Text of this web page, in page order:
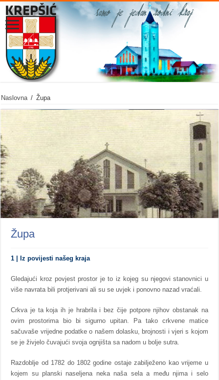
Naslovna / Župa
Župa
1 | Iz povijesti našeg kraja
Gledajući kroz povjest prostor je to iz kojeg su njegovi stanovnici u
više navrata bili protjerivani ali su se uvjek i ponovno nazad vraćali.
Crkva je ta koja ih je hrabrila i bez čije potpore njihov obstanak na
ovim prostorima bio bi sigurno upitan. Pa tako crkvene matice
sačuvaše vrijedne podatke o našem dolasku, brojnosti i vjeri s kojom
se je živjelo čuvajući svoja ognjišta sa nadom u bolje sutra.
Razdoblje od 1782 do 1802 godine ostaje zabilježeno kao vrijeme u
kojem su planski naseljena neka naša sela a među njima i selo